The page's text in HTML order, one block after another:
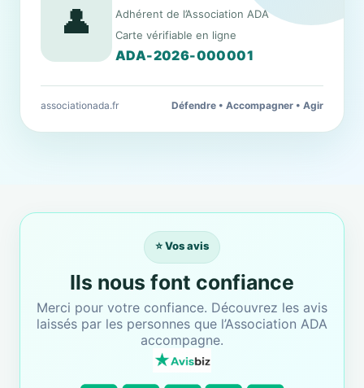
👤
Adhérent de l’Association ADA
Carte vérifiable en ligne
ADA-2026-000001
associationada.fr Défendre • Accompagner • Agir
⭐ Vos avis
Ils nous font confiance
Merci pour votre confiance. Découvrez les avis
laissés par les personnes que l’Association ADA
accompagne.